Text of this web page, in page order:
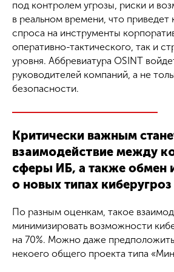
под контролем угрозы, риски и
в реальном времени, что приведет
спроса на инструменты
оперативно-тактического, так и
уровня. Аббревиатура OSINT
руководителей компаний, а не
безопасности.
Критически важным
взаимодействие между
сферы ИБ, а также обмен
о новых типах киберугроз
По разным оценкам, такое
минимизировать возможности
на 70%. Можно даже
некоего общего проекта типа